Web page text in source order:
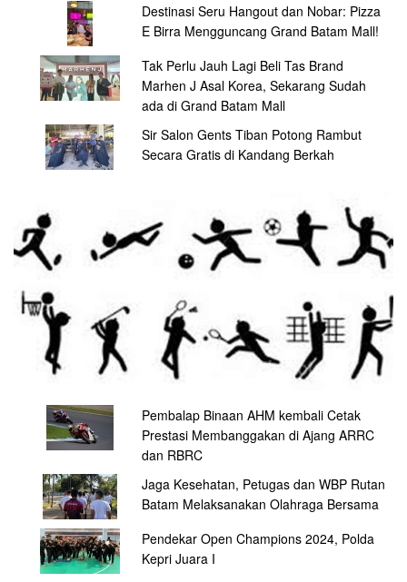
Destinasi Seru Hangout dan Nobar: Pizza
E Birra Mengguncang Grand Batam Mall!
Tak Perlu Jauh Lagi Beli Tas Brand
Marhen J Asal Korea, Sekarang Sudah
ada di Grand Batam Mall
Sir Salon Gents Tiban Potong Rambut
Secara Gratis di Kandang Berkah
Pembalap Binaan AHM kembali Cetak
Prestasi Membanggakan di Ajang ARRC
dan RBRC
Jaga Kesehatan, Petugas dan WBP Rutan
Batam Melaksanakan Olahraga Bersama
Pendekar Open Champions 2024, Polda
Kepri Juara I